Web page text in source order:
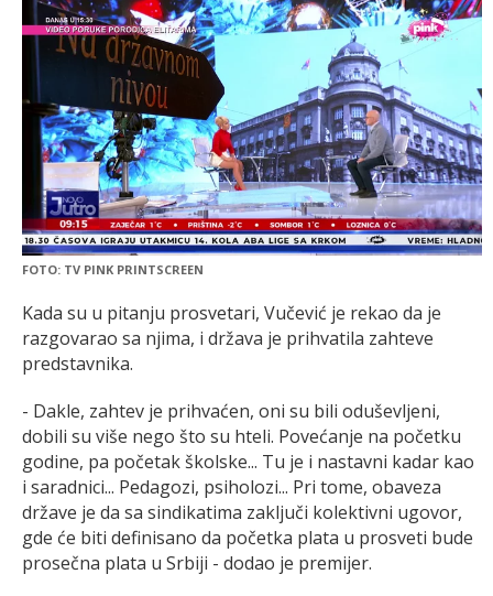
FOTO: TV PINK PRINTSCREEN
Kada su u pitanju prosvetari, Vučević je rekao da je
razgovarao sa njima, i država je prihvatila zahteve
predstavnika.
- Dakle, zahtev je prihvaćen, oni su bili oduševljeni,
dobili su više nego što su hteli. Povećanje na početku
godine, pa početak školske... Tu je i nastavni kadar kao
i saradnici... Pedagozi, psiholozi... Pri tome, obaveza
države je da sa sindikatima zaključi kolektivni ugovor,
gde će biti definisano da početka plata u prosveti bude
prosečna plata u Srbiji - dodao je premijer.